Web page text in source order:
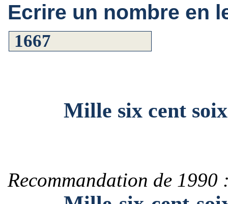
Ecrire un nombre en
Mille six cent
Recommandation de 1990